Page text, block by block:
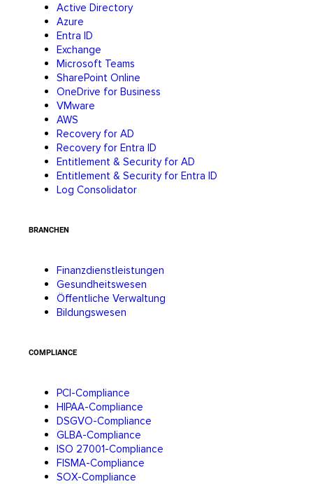
Active Directory
Azure
Entra ID
Exchange
Microsoft Teams
SharePoint Online
OneDrive for Business
VMware
AWS
Recovery for AD
Recovery for Entra ID
Entitlement & Security for AD
Entitlement & Security for Entra ID
Log Consolidator
BRANCHEN
Finanzdienstleistungen
Gesundheitswesen
Öffentliche Verwaltung
Bildungswesen
COMPLIANCE
PCI-Compliance
HIPAA-Compliance
DSGVO-Compliance
GLBA-Compliance
ISO 27001-Compliance
FISMA-Compliance
SOX-Compliance